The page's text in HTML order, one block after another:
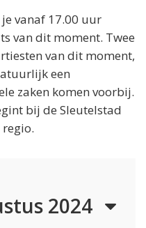
vanaf 17.00 uur
van dit moment. Twee
van dit moment,
een
zaken komen voorbij.
bij de Sleutelstad
2024